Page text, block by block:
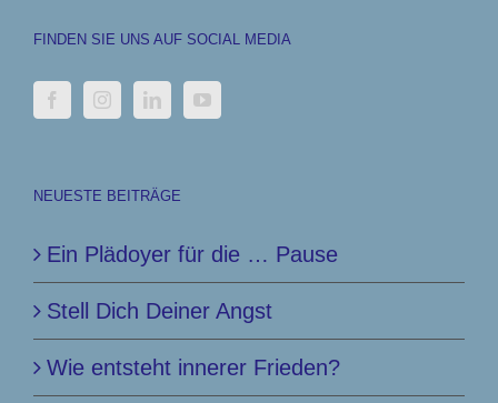
FINDEN SIE UNS AUF SOCIAL MEDIA
NEUESTE BEITRÄGE
Ein Plädoyer für die … Pause
Stell Dich Deiner Angst
Wie entsteht innerer Frieden?